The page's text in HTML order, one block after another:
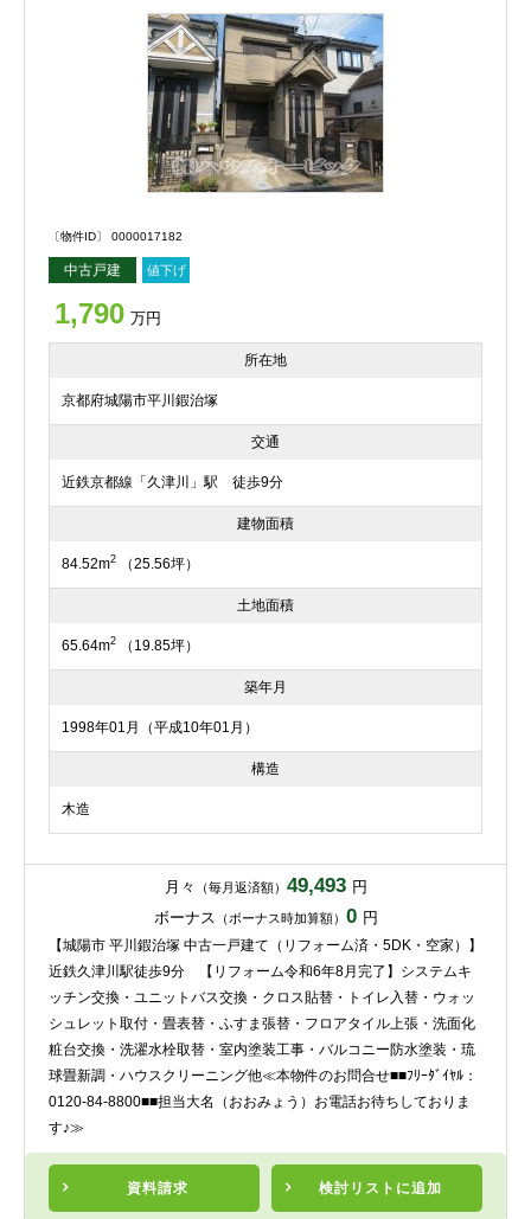
〔物件ID〕 0000017182
中古戸建 値下げ
1,790 万円
所在地
京都府城陽市平川鍜治塚
交通
近鉄京都線「久津川」駅 徒歩9分
建物面積
84.52m2 （25.56坪）
土地面積
65.64m2 （19.85坪）
築年月
1998年01月（平成10年01月）
構造
木造
月々 （毎月返済額） 49,493 円
ボーナス （ボーナス時加算額） 0 円
資料請求 検討リスト に追加
【城陽市 平川鍜治塚 中古一戸建て（リフォーム済・5DK・空家）】
近鉄久津川駅徒歩9分 【リフォーム令和6年8月完了】システムキ
ッチン交換・ユニットバス交換・クロス貼替・トイレ入替・ウォッ
シュレット取付・畳表替・ふすま張替・フロアタイル上張・洗面化
粧台交換・洗濯水栓取替・室内塗装工事・バルコニー防水塗装・琉
球畳新調・ハウスクリーニング他≪本物件のお問合せ■■ﾌﾘｰﾀﾞｲﾔﾙ：
0120-84-8800■■担当大名（おおみょう）お電話お待ちしておりま
す♪≫